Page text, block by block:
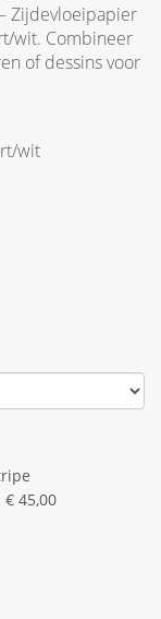
Zijdevloeipapier
wit. Combineer
of dessins voor
wit
45,00